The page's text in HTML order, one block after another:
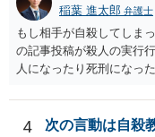
稲葉 進太郎 弁護士
もし相手が自殺してしま
の記事投稿が殺人の実行
人になったり死刑になっ
4 次の言動は自殺